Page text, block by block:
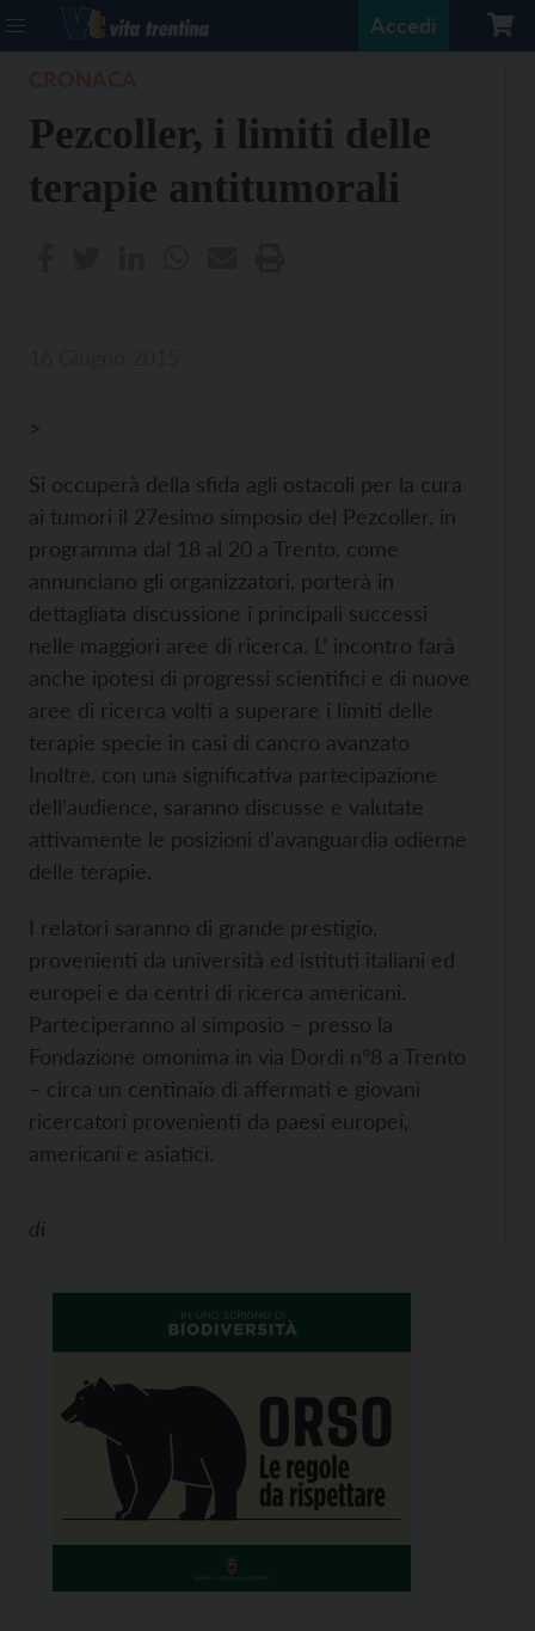
Accedi
Pezcoller, i limiti delle
terapie antitumorali
>
Si occuperà della sfida agli ostacoli per la cura
ai tumori il 27esimo simposio del Pezcoller, in
programma dal 18 al 20 a Trento. come
annunciano gli organizzatori, porterà in
dettagliata discussione i principali successi
nelle maggiori aree di ricerca. L’ incontro farà
anche ipotesi di progressi scientifici e di nuove
aree di ricerca volti a superare i limiti delle
terapie specie in casi di cancro avanzato
Inoltre, con una significativa partecipazione
dell’audience, saranno discusse e valutate
attivamente le posizioni d’avanguardia odierne
delle terapie.
I relatori saranno di grande prestigio,
provenienti da università ed istituti italiani ed
europei e da centri di ricerca americani.
Parteciperanno al simposio – presso la
Fondazione omonima in via Dordi n°8 a Trento
– circa un centinaio di affermati e giovani
ricercatori provenienti da paesi europei,
americani e asiatici.
di